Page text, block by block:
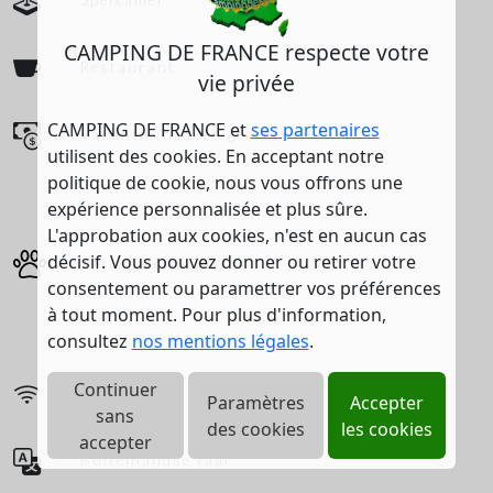
CAMPING DE FRANCE respecte votre
vie privée
CAMPING DE FRANCE etses partenaires
utilisent des cookies. En acceptant notre
politique de cookie, nous vous offrons une
expérience personnalisée et plus sûre.
L'approbation aux cookies, n'est en aucun cas
décisif. Vous pouvez donner ou retirer votre
consentement ou paramettrer vos préférences
à tout moment. Pour plus d'information,
consultez nos mentions légales.
Continuer
sans
accepter
Paramètres
des cookies
Accepter
les cookies
Vakantiecheques geaccepteerd
Geaccepteerde dieren
Wifi
Buitenlandse taal